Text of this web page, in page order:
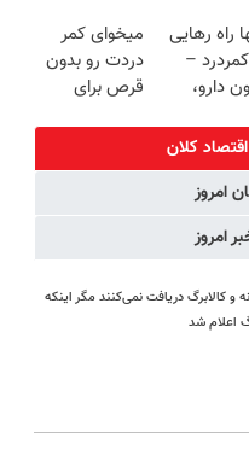
برگردون
(40%off)
راه رهایی
–
دارو،
پر کن»
میخوای کمر
دردت رو بدون
قرص برای
(◂پرسش‌نامه
اقتصاد كلان
امروز
امروز
و کالابرگ دریافت نمی‌کنند مگر اینکه
اعلام شد